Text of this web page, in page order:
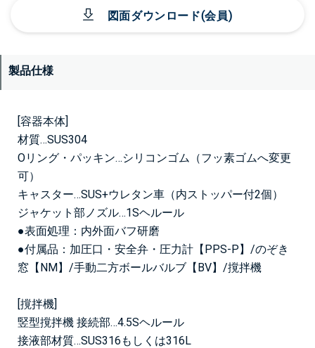
図面ダウンロード(会員)
製品仕様
[容器本体]
材質…SUS304
Oリング・パッキン…シリコンゴム（フッ素ゴムへ変更
可）
キャスター…SUS+ウレタン車（内ストッパー付2個）
ジャケット部ノズル…1Sヘルール
●表面処理：内外面バフ研磨
●付属品：加圧口・安全弁・圧力計【PPS-P】/のぞき
窓【NM】/手動二方ボールバルブ【BV】/撹拌機
[撹拌機]
竪型撹拌機 接続部…4.5Sヘルール
接液部材質…SUS316もしくは316L